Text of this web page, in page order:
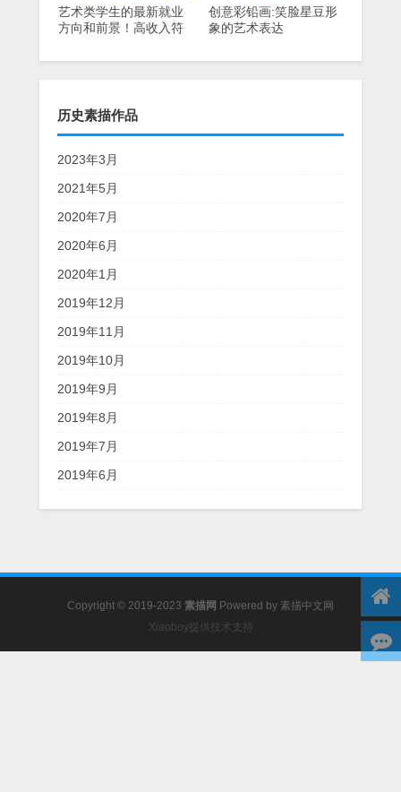
艺术类学生的最新就业
方向和前景！高收入符
创意彩铅画:笑脸星豆形
象的艺术表达
历史素描作品
2023年3月
2021年5月
2020年7月
2020年6月
2020年1月
2019年12月
2019年11月
2019年10月
2019年9月
2019年8月
2019年7月
2019年6月
Copyright © 2019-2023 素描网 Powered by 素描中文网
Xiaoboy提供技术支持